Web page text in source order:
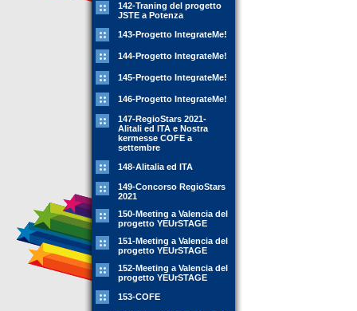
142-Traning del progetto
JSTE a Potenza
143-Progetto IntegrateMe!
144-Progetto IntegrateMe!
145-Progetto IntegrateMe!
146-Progetto IntegrateMe!
147-RegioStars 2021-
Alitali ed ITA e Nostra
kermesse COFE a
settembre
148-Alitalia ed ITA
149-Concorso RegioStars
2021
150-Meeting a Valencia del
progetto YEUrSTAGE
151-Meeting a Valencia del
progetto YEUrSTAGE
152-Meeting a Valencia del
progetto YEUrSTAGE
153-COFE